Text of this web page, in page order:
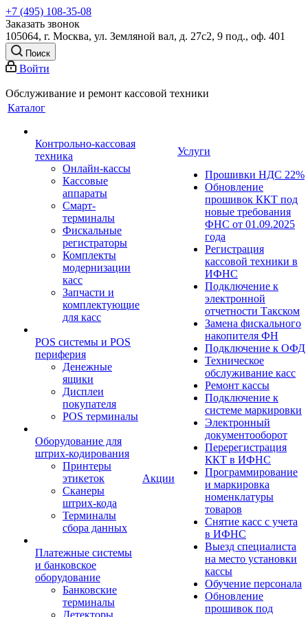
+7 (495) 108-35-08
Заказать звонок
105064, г. Москва, ул. Земляной вал, д. 27с2, 9 под., оф. 401
Поиск
Войти
Обслуживание и ремонт кассовой техники
Каталог
Контрольно-кассовая
техника
Онлайн-кассы
Кассовые
аппараты
Смарт-
терминалы
Фискальные
регистраторы
Комплекты
модернизации
касс
Запчасти и
комплектующие
для касс
POS системы и POS
периферия
Денежные
ящики
Дисплеи
покупателя
POS терминалы
Оборудование для
штрих-кодирования
Принтеры
этикеток
Сканеры
штрих-кода
Терминалы
сбора данных
Платежные системы
и банковское
оборудование
Банковские
терминалы
Детекторы
Акции
Услуги
Прошивки НДС 22%
Обновление
прошивок ККТ под
новые требования
ФНС от 01.09.2025
года
Регистрация
кассовой техники в
ИФНС
Подключение к
электронной
отчетности Такском
Замена фискального
накопителя ФН
Подключение к ОФД
Техническое
обслуживание касс
Ремонт кассы
Подключение к
системе маркировки
Электронный
документооборот
Перерегистрация
ККТ в ИФНС
Программирование
и маркировка
номенклатуры
товаров
Снятие касс с учета
в ИФНС
Выезд специалиста
на место установки
кассы
Обучение персонала
Обновление
прошивок под